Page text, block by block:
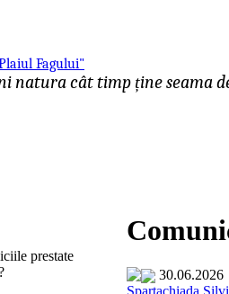
Fagului"
natura cât timp ține seama
prestate
30.06.2026